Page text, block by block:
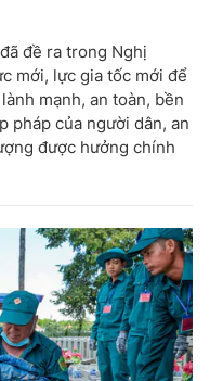
đề ra trong Nghị
mới, lực gia tốc mới để
mạnh, an toàn, bền
pháp của người dân, an
được hưởng chính